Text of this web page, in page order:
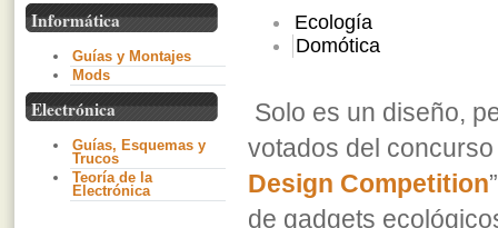
Informática
Guías y Montajes
Mods
Electrónica
Guías, Esquemas y
Trucos
Teoría de la
Electrónica
Ecología
Domótica
Solo es un diseño,
votados del concurso
Design Competition
de gadgets